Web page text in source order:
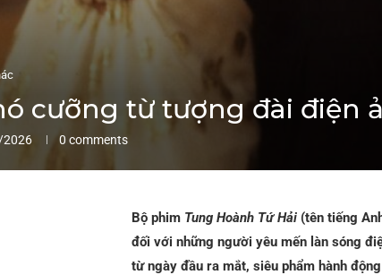
cưỡng từ tượng đài điện
0 comments
Bộ phim Tung Hoành Tứ Hải(tên tiếng
đối với những người yêu mến làn sóng
từ ngày đầu ra mắt, siêu phẩm hành